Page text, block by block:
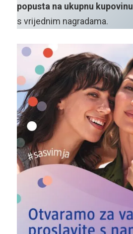
popusta na ukupnu kupovinu
s vrijednim nagradama.